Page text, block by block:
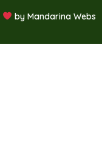
by Mandarina Webs